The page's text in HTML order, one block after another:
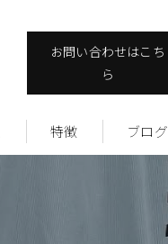
お問い合わせはこち
ら
特徴
ヴィンテージ
ブログ